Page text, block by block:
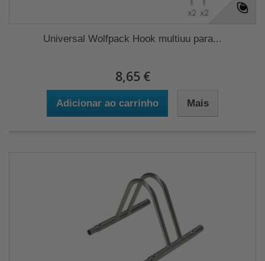
Universal Wolfpack Hook multiuu para...
8,65 €
Adicionar ao carrinho Mais